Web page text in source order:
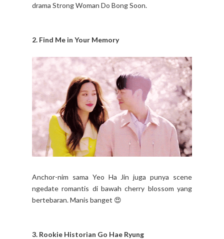
drama Strong Woman Do Bong Soon.
2. Find Me in Your Memory
Anchor-nim sama Yeo Ha Jin juga punya scene
ngedate romantis di bawah cherry blossom yang
bertebaran. Manis banget 😍
3. Rookie Historian Go Hae Ryung